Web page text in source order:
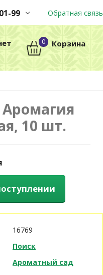
99
корзину
выходных
Обратная связь
0 Корзина
10 шт.
16769
Поиск
Ароматный сад